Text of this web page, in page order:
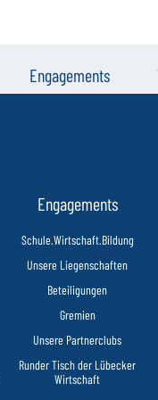
Engagements
Engagements
Schule.Wirtschaft.Bildung
Unsere Liegenschaften
Beteiligungen
Gremien
Unsere Partnerclubs
Runder Tisch der Lübecker
Wirtschaft